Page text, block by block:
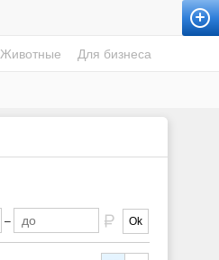
Животные Для бизнеса
– Ok